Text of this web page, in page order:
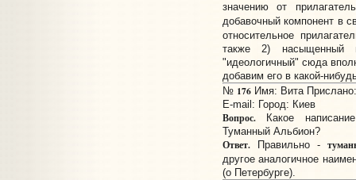
значению от
добавочный компонент в
относительное
также 2) насыщенный
"идеологичный" сюда
добавим его в какой-
№ 176Имя: Вита
E-mail: Город: Киев
Вопрос.Какое
Туманный Альбион?
Ответ.Правильно -
другое аналогичное
(о Петербурге).